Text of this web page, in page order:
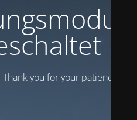
you for your patience!